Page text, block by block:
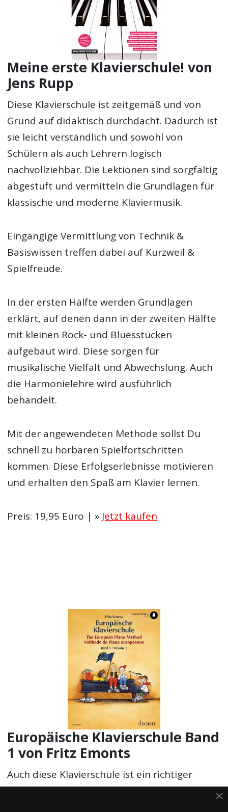
Meine erste Klavierschule! von
Jens Rupp
Diese Klavierschule ist zeitgemäß und von
Grund auf didaktisch durchdacht. Dadurch ist
sie leicht verständlich und sowohl von
Schülern als auch Lehrern logisch
nachvollziehbar. Die Lektionen sind sorgfältig
abgestuft und vermitteln die Grundlagen für
klassische und moderne Klaviermusik.
Eingängige Vermittlung von Technik &
Basiswissen treffen dabei auf Kurzweil &
Spielfreude.
In der ersten Hälfte werden Grundlagen
erklärt, auf denen dann in der zweiten Hälfte
mit kleinen Rock- und Bluesstücken
aufgebaut wird. Diese sorgen für
musikalische Vielfalt und Abwechslung. Auch
die Harmonielehre wird ausführlich
behandelt.
Mit der angewendeten Methode sollst Du
schnell zu hörbaren Spielfortschritten
kommen. Diese Erfolgserlebnisse motivieren
und erhalten den Spaß am Klavier lernen.
Preis: 19,95 Euro | » Jetzt kaufen
Europäische Klavierschule Band
1 von Fritz Emonts
Auch diese Klavierschule ist ein richtiger
Klassiker. Sie wurde Anfang der 1990er Jahre